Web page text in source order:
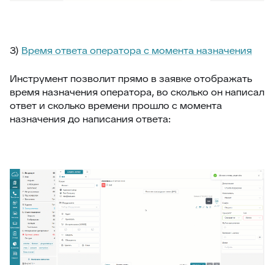
3) Время ответа оператора с момента назначения
Инструмент позволит прямо в заявке отображать
время назначения оператора, во сколько он написал
ответ и сколько времени прошло с момента
назначения до написания ответа: